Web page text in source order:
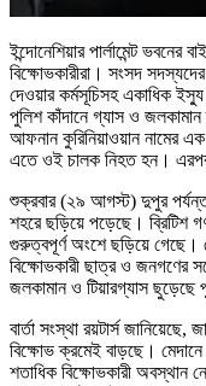
ইন্দোনেশিয়ার পার্লামেন্ট
বিক্ষোভকারীরা। সংসদ
দেওয়ার কর্মসূচিসহ একাধিক ইস্যু
পুলিশ কাঁদানে গ্যাস ও
আফনান কুরিনিয়াওয়ান নামের
এতে ওই চালক নিহত হন।
শুক্রবার (২৯ আগস্ট) দুপুর পর্যন্ত
শহরে ছড়িয়ে পড়েছে। ব্রিটিশ
গুরুত্বপূর্ণ অংশে ছড়িয়ে গেছে।
বিক্ষোভকারী ছাত্র ও জনগণের
জলকামান ও টিয়ারগ্যাস ছুড়েছে
বার্তা সংস্থা রয়টার্স জানিয়েছে,
বিক্ষোভ ক্রমেই বাড়ছে। মেদানে
শতাধিক বিক্ষোভকারী অবস্থান